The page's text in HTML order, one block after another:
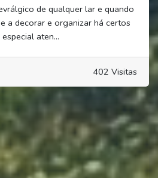
de qualquer lar e quando
a decorar e organizar há certos
aten...
402 Visitas